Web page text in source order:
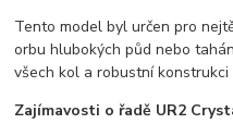
Tento model byl určen pro
orbu hlubokých půd nebo
všech kol a robustní
Zajímavosti o řadě UR2